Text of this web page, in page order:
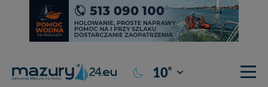
10° Giżycko